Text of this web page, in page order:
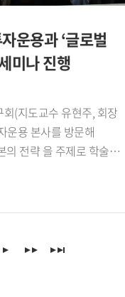
운용과 ‘글로벌
미나 진행
(지도교수 유현주, 회장
운용 본사를 방문해
자본의 흐름과 투자
양성을 위해 운영하는